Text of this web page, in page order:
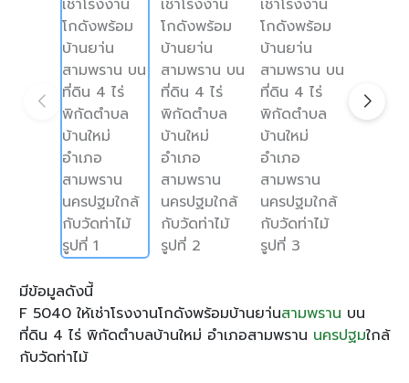
มีข้อมูลดังนี้
F 5040 ให้เช่าโรงงานโกดังพร้อมบ้านยา่นสามพราน บน
ที่ดิน 4 ไร่ พิกัดตำบลบ้านใหม่ อำเภอสามพราน นครปฐมใกล้
กับวัดท่าไม้